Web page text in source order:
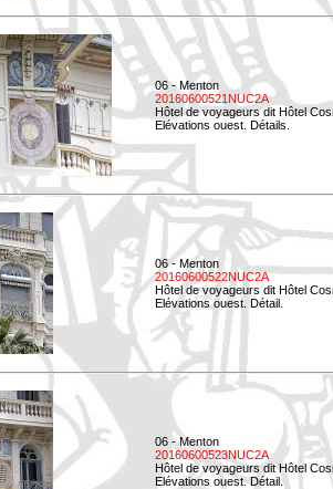
06 - Menton
20160600521NUC2A
Hôtel de voyageurs dit Hôtel
Elévations ouest. Détails.
06 - Menton
20160600522NUC2A
Hôtel de voyageurs dit Hôtel
Elévations ouest. Détail.
06 - Menton
20160600523NUC2A
Hôtel de voyageurs dit Hôtel
Elévations ouest. Détail.